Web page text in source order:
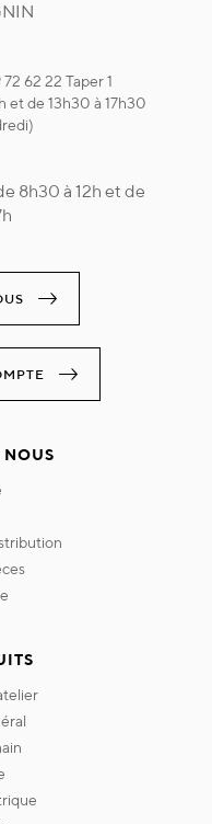
62 22 Taper 1
et de 13h30 à 17h30
8h30 à 12h et de
NOUS